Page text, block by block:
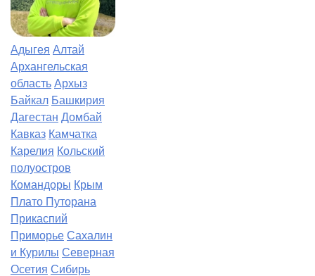
Адыгея Алтай
Архангельская
область Архыз
Байкал Башкирия
Дагестан Домбай
Кавказ Камчатка
Карелия Кольский
полуостров
Командоры Крым
Плато Путорана
Прикаспий
Приморье Сахалин
и Курилы Северная
Осетия Сибирь